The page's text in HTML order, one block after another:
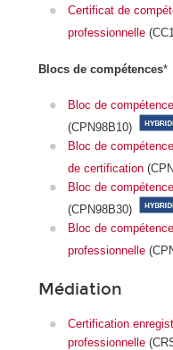
Certificat de
professionnelle
Blocs de compétences*
Bloc de
(CPN98B10)
Bloc de
de certification
Bloc de
(CPN98B30)
Bloc de
professionnelle
Médiation
Certification
professionnelle